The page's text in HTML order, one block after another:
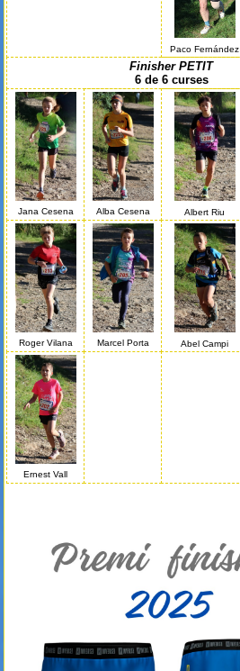
Paco Fernández
Finisher PETIT
6 de 6 curses
Jana Cesena Alba Cesena Albert Riu
Roger Vilana Marcel Porta Abel Campi
Ernest Vall